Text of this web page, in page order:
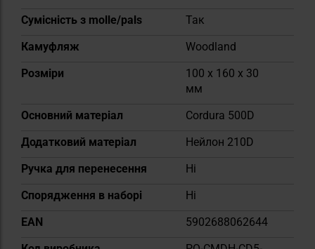
Сумісність з molle/pals
Так
Камуфляж
Woodland
Розміри
100 x 160 x 30
мм
Основний матеріал
Cordura 500D
Додатковий матеріал
Нейлон 210D
Ручка для перенесення
Ні
Спорядження в наборі
Ні
EAN
5902688062644